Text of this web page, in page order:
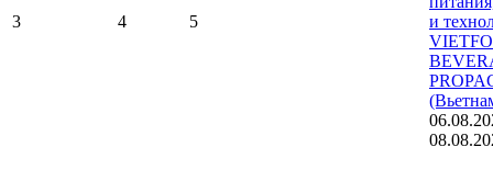
3 4 5
и